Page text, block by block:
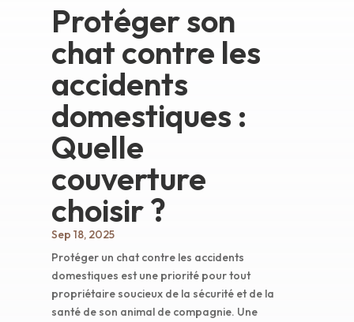
Protéger son
chat contre les
accidents
domestiques :
Quelle
couverture
choisir ?
Sep 18, 2025
Protéger un chat contre les accidents
domestiques est une priorité pour tout
propriétaire soucieux de la sécurité et de la
santé de son animal de compagnie. Une